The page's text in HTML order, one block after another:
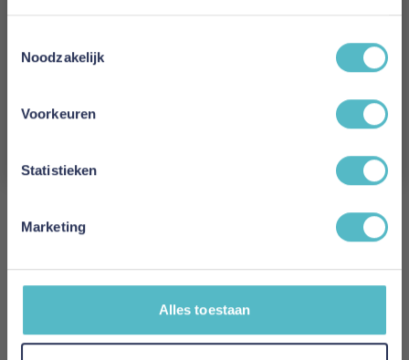
Noodzakelijk
Voorkeuren
Statistieken
Marketing
Alles toestaan
Merk
2 weken
100% mako-katoen
Warmteklasse
Vulling
100% Canadese ganzendons
E-mail